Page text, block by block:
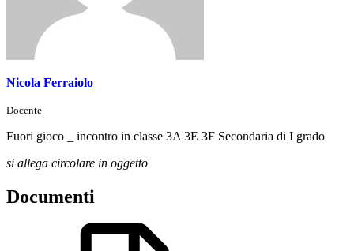
Nicola Ferraiolo
Docente
Fuori gioco _ incontro in classe 3A 3E 3F Secondaria di I grado
si allega circolare in oggetto
Documenti